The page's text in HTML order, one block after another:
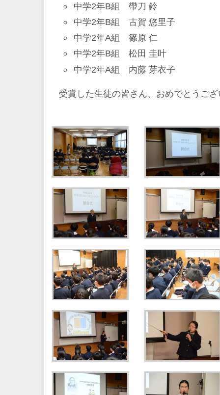
中学2年B組 帶刀 鈴
中学2年B組 古賀 悠里子
中学2年A組 篠原 仁
中学2年B組 松田 圭叶
中学2年A組 内藤 芽衣子
受賞した生徒の皆さん、おめでとうご